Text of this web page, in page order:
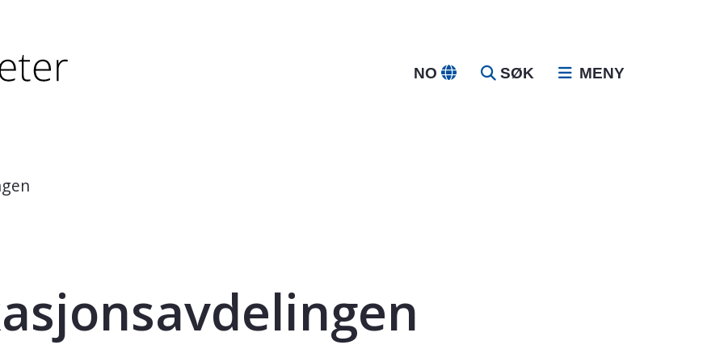
eller - (minus) for å forminske.
eller - (minus) for å forminske.
NO SØK MENY